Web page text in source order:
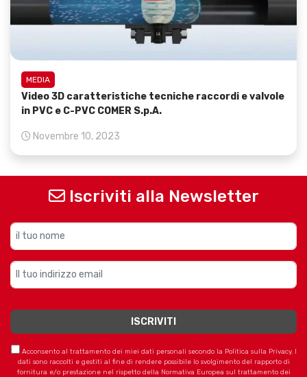
MEDIA
Video 3D caratteristiche tecniche raccordi e valvole
in PVC e C-PVC COMER S.p.A.
Novembre 10, 2023
Iscriviti alla Newsletter
Acconsento al trattamento dei miei dati personali secondo la Politica sulla Privacy. I
dati sono raccolti e gestiti al fine di rendere possibile lo svolgimento del rapporto di
fornitura e/o prestazione nel rispetto della Normativa Europea sul trattamento dei